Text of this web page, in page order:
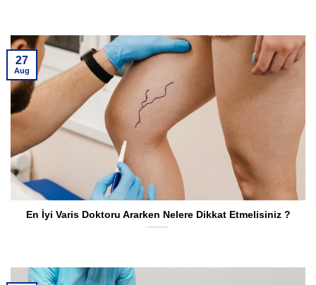
En İyi Varis Doktoru Ararken Nelere Dikkat Etmelisiniz ?
27
Aug